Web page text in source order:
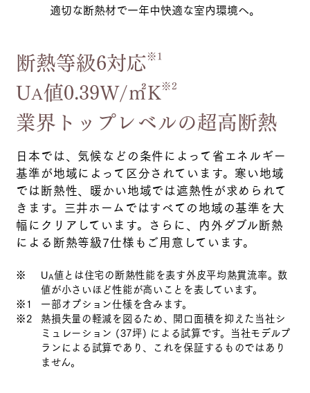
適切な断熱材で一年中快適な室内環境へ。
断熱等級6対応※1
UA値0.39W/㎡K※2
業界トップレベルの超高断熱
日本では、気候などの条件によって省エネルギー
基準が地域によって区分されています。寒い地域
では断熱性、暖かい地域では遮熱性が求められて
きます。三井ホームではすべての地域の基準を大
幅にクリアしています。さらに、内外ダブル断熱
による断熱等級7仕様もご用意しています。
※ UA値とは住宅の断熱性能を表す外皮平均熱貫流率。数
値が小さいほど性能が高いことを表しています。
※1
一部オプション仕様を含みます。
※2
熱損失量の軽減を図るため、開口面積を抑えた当社シ
ミュレーション (37坪) による試算です。当社モデルプ
ランによる試算であり、これを保証するものではあり
ません。